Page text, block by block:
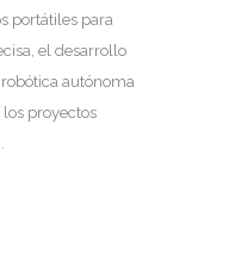
portátiles para
el desarrollo
autónoma
los proyectos